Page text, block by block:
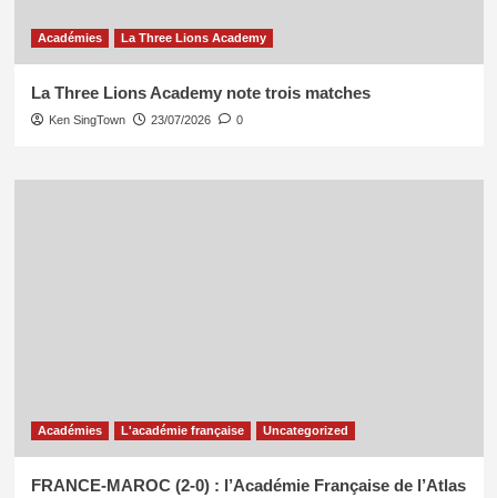
Académies La Three Lions Academy
La Three Lions Academy note trois matches
Ken SingTown 23/07/2026 0
Académies L'académie française Uncategorized
FRANCE-MAROC (2-0) : l’Académie Française de l’Atlas